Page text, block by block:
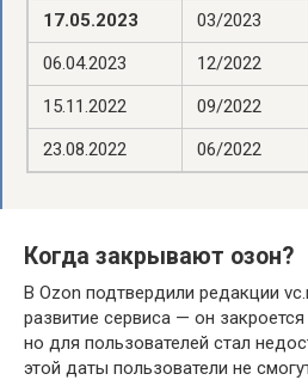
17.05.2023
03/2023
06.04.2023
12/2022
15.11.2022
09/2022
23.08.2022
06/2022
Когда закрывают озон?
В Ozon подтвердили редакции
развитие сервиса — он закроется
но для пользователей стал
этой даты пользователи не